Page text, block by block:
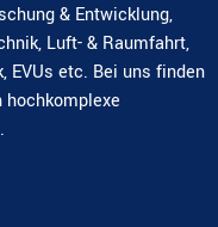
& Entwicklung,
Luft- & Raumfahrt,
EVUs etc. Bei uns finden
hochkomplexe